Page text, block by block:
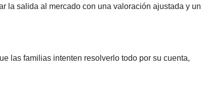
la salida al mercado con una valoración ajustada y un
las familias intenten resolverlo todo por su cuenta,